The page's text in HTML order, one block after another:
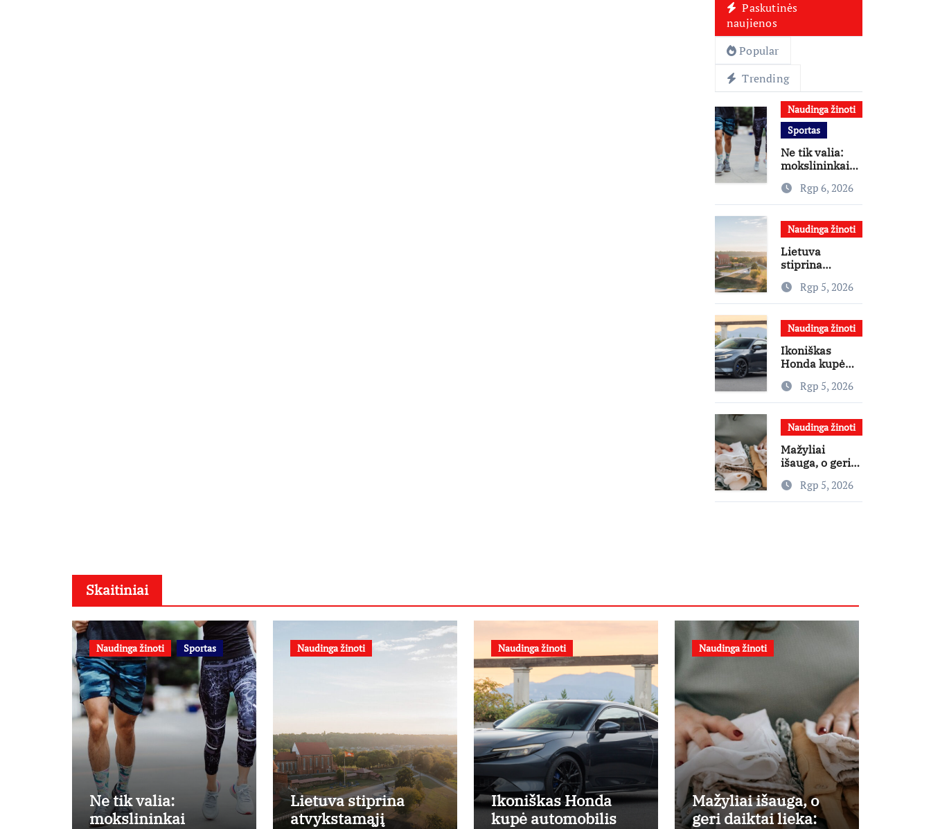
Paskutinės
naujienos
Popular
Trending
Naudinga žinoti
Sportas
Ne tik valia:
mokslininkai
skatina
žmones
daugiau judėti
Rgp 6, 2026
Naudinga žinoti
Lietuva
stiprina
turizmą: 70
tūkst. eurų
investicijų
užsienio
turistams
pritraukti
Rgp 5, 2026
Naudinga žinoti
Ikoniškas
Honda kupė
atgimė – ar jis
pateisins
pirkėjų
lūkesčius?
Rgp 5, 2026
Naudinga žinoti
Mažyliai
išauga, o geri
kam paaukoti
jie gali būti
Rgp 5, 2026
Skaitiniai
Naudinga žinoti Sportas
Ne tik valia:
mokslininkai
Naudinga žinoti
Lietuva stiprina
atvykstamąjį
Naudinga žinoti
Ikoniškas Honda
kupė automobilis
Naudinga žinoti
Mažyliai išauga, o
geri daiktai lieka: